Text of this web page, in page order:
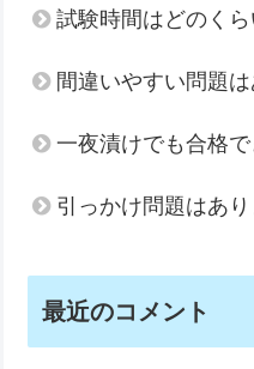
試験時間はどのくら
間違いやすい問題
一夜漬けでも合格で
引っかけ問題はあり
最近のコメント